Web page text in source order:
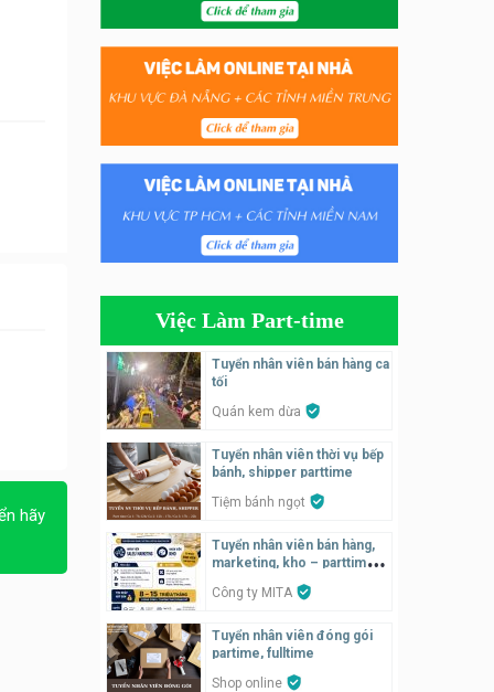
hãy
– hỗ trợ ăn ở
Quán bánh đa cua
Tuyển nhân viên bán hàng
GÀ GÔ FASTFOOD
Tuyển nhân viên bán hàng
parttime
tiệm trà sữa
TRÀ SỮA THÁI LAN
hàng tiệm bánh ngọt
Tuyển nhân viên pha chế,
phục vụ bàn
SNACK BAR NHẬT
Tuyển quản lý, kế toán ca,
bếp, bếp chính lương cao
Nhà hàng Phố Men Chill
Việc Làm Part-time
Tuyển nhân viên bán hàng ca
tối
Quán kem dừa
Tuyển nhân viên thời vụ bếp
bánh, shipper parttime
Tiệm bánh ngọt
Tuyển nhân viên bán hàng,
marketing, kho – parttime,
Công ty MITA
Tuyển nhân viên đóng gói
partime, fulltime
Shop online